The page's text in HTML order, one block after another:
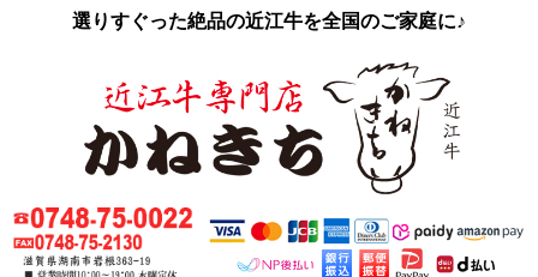
選りすぐった絶品の近江牛を全国のご家庭に♪